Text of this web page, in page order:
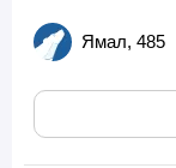
Ямал, 485